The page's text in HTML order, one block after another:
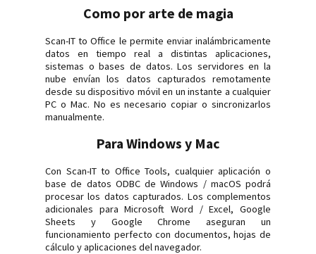
Como por arte de magia
Scan-IT to Office le permite enviar inalámbricamente
datos en tiempo real a distintas aplicaciones,
sistemas o bases de datos. Los servidores en la
nube envían los datos capturados remotamente
desde su dispositivo móvil en un instante a cualquier
PC o Mac. No es necesario copiar o sincronizarlos
ma­nual­mente.
Para Windows y Mac
Con Scan-IT to Office Tools, cualquier aplicación o
base de datos ODBC de Windows / macOS podrá
procesar los datos capturados. Los complementos
adicionales para Microsoft Word / Excel, Google
Sheets y Google Chrome aseguran un
funcionamiento perfecto con documentos, hojas de
cálculo y aplicaciones del navegador.